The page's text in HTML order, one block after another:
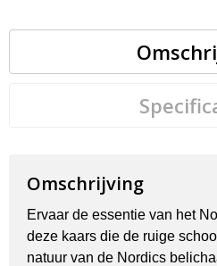
Omschrijving
Ervaar de essentie van het
deze kaars die de ruige
natuur van de Nordics